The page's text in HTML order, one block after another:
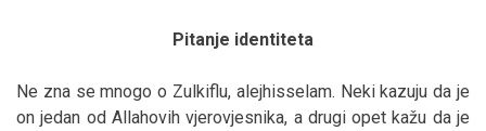
Pitanje identiteta
Ne zna se mnogo o Zulkiflu, alejhisselam. Neki kazuju da je
on jedan od Allahovih vjerovjesnika, a drugi opet kažu da je